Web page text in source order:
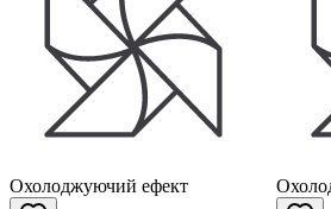
Охолоджуючий ефект